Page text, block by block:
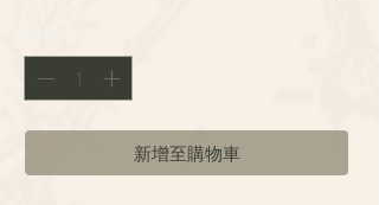
新增至購物車